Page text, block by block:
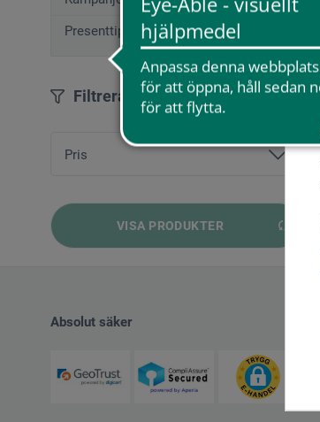
Presenttips (12)
Filtrera
Pris
VISA PRODUKTER
Absolut säker